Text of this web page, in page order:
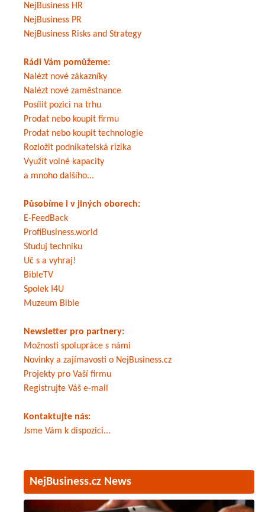
NejBusiness HR
NejBusiness PR
NejBusiness Risks and Strategy
Rádi Vám pomůžeme:
Nalézt nové zákazníky
Nalézt nové zaměstnance
Posílit pozici na trhu
Prodat nebo koupit firmu
Prodat nebo koupit technologie
Rozložit podnikatelská rizika
Využít volné kapacity
a mnoho dalšího...
Působíme i v jiných oborech:
E-FeedBack
ProfiBusiness.world
Studuj techniku
Uč s a vyhraj!
BibleTV
Spolek I4U
Muzeum Bible
Newsletter pro partnery:
Možnosti spolupráce s námi
Novinky a zajímavosti o NejBusiness.cz
Projekty pro Vaší firmu
Registrujte Váš e-mail
Kontaktujte nás:
Jsme Vám k dispozici...
NejBusiness.cz News